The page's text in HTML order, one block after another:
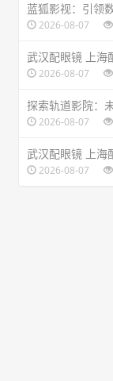
蓝狐影视：引领
2026-08-07
武汉配眼镜 上海
2026-08-07
探索轨道影院：
2026-08-07
武汉配眼镜 上海
2026-08-07